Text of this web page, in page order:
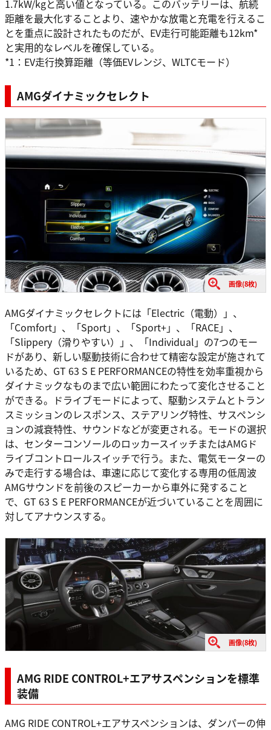
1.7kW/kgと高い値となっている。このバッテリーは、航続
距離を最大化することより、速やかな放電と充電を行えるこ
とを重点に設計されたものだが、EV走行可能距離も12km*
と実用的なレベルを確保している。
*1：EV走行換算距離（等価EVレンジ、WLTCモード）
AMGダイナミックセレクト
画像(8枚)
AMGダイナミックセレクトには「Electric（電動）」、
「Comfort」、「Sport」、「Sport+」、「RACE」、
「Slippery（滑りやすい）」、「Individual」の7つのモー
ドがあり、新しい駆動技術に合わせて精密な設定が施されて
いるため、GT 63 S E PERFORMANCEの特性を効率重視から
ダイナミックなものまで広い範囲にわたって変化させること
ができる。ドライブモードによって、駆動システムとトラン
スミッションのレスポンス、ステアリング特性、サスペンシ
ョンの減衰特性、サウンドなどが変更される。モードの選択
は、センターコンソールのロッカースイッチまたはAMGド
ライブコントロールスイッチで行う。また、電気モーターの
みで走行する場合は、車速に応じて変化する専用の低周波
AMGサウンドを前後のスピーカーから車外に発すること
で、GT 63 S E PERFORMANCEが近づいていることを周囲に
対してアナウンスする。
画像(8枚)
AMG RIDE CONTROL+エアサスペンションを標準
装備
AMG RIDE CONTROL+エアサスペンションは、ダンパーの伸